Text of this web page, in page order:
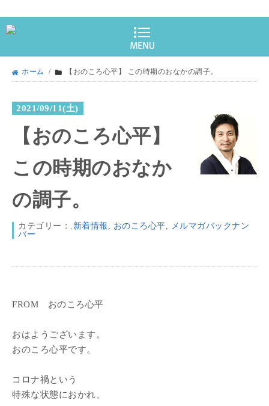
ホーム / 【おのころ心平】 この時期のおなかの調子。
2021/09/11(土)
【おのころ心平】
この時期のおなか
の調子。
カテゴリー： .新着情報 , おのころ心平, メルマガバックナン
バー
FROM おのころ心平
おはようございます。
おのころ心平です。
コロナ禍という
特殊な状態におかれ、